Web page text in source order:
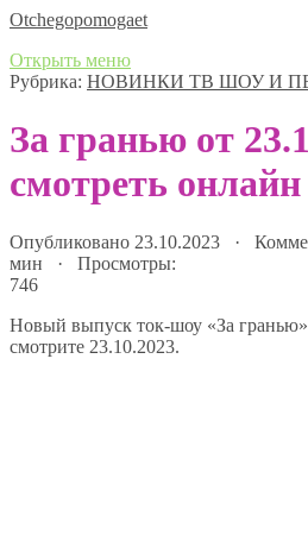
Оtchegopomogaet
Открыть меню
Рубрика: НОВИНКИ ТВ ШОУ И
За гранью от
смотреть онлайн
Опубликовано 23.10.2023 ·
мин · Просмотры:
746
Новый выпуск ток-шоу «За
смотрите 23.10.2023.